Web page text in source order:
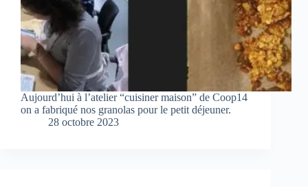
Aujourd’hui à l’atelier “cuisiner maison” de Coop14
on a fabriqué nos granolas pour le petit déjeuner.
28 octobre 2023